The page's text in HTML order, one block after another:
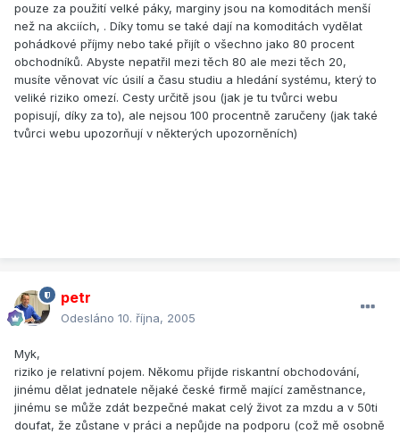
pouze za použití velké páky, marginy jsou na komoditách menší
než na akciích, . Díky tomu se také dají na komoditách vydělat
pohádkové příjmy nebo také přijít o všechno jako 80 procent
obchodníků. Abyste nepatřil mezi těch 80 ale mezi těch 20,
musíte věnovat víc úsilí a času studiu a hledání systému, který to
veliké riziko omezí. Cesty určitě jsou (jak je tu tvůrci webu
popisují, díky za to), ale nejsou 100 procentně zaručeny (jak také
tvůrci webu upozorňují v některých upozorněních)
petr
Odesláno 10. října, 2005
Myk,
riziko je relativní pojem. Někomu přijde riskantní obchodování,
jinému dělat jednatele nějaké české firmě mající zaměstnance,
jinému se může zdát bezpečné makat celý život za mzdu a v 50ti
doufat, že zůstane v práci a nepůjde na podporu (což mě osobně